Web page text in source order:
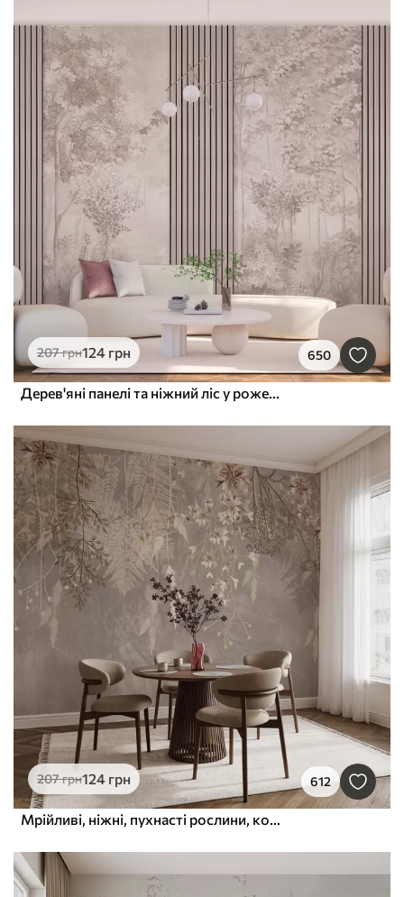
207грн124 грн 650
Дерев'яні панелі та ніжний ліс у рожевих тонах
207грн124 грн 612
Мрійливі, ніжні, пухнасті рослини, колоски та квіти в коричневих пастельних тонах на туманному, фактурному тлі